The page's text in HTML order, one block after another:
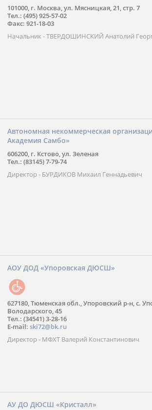
101000, г. Москва, ул. Мясницкая, 21, стр. 7
Тел.: (495) 925-57-02
Факс: 921-18-03
Начальник - ТВЕРДОШИНСКИЙ Анатолий
Автономная некоммерческая
Академия Самбо»
606200, г. Кстово, ул. Зеленая
Тел.: (83145) 7-79-74
Директор - БУРДИКОВ Михаил Геннадьевич
АОУ ДОД «Упоровская ДЮСШ»
627180, Тюменская обл., Упоровский р-н, с.
Володарского, 45
Тел.: (34541) 3-28-16
E-mail: ski72@bk.ru
Директор - МФХТ Валерий Константинович
АУ ДО ДЮСШ «Кристалл»